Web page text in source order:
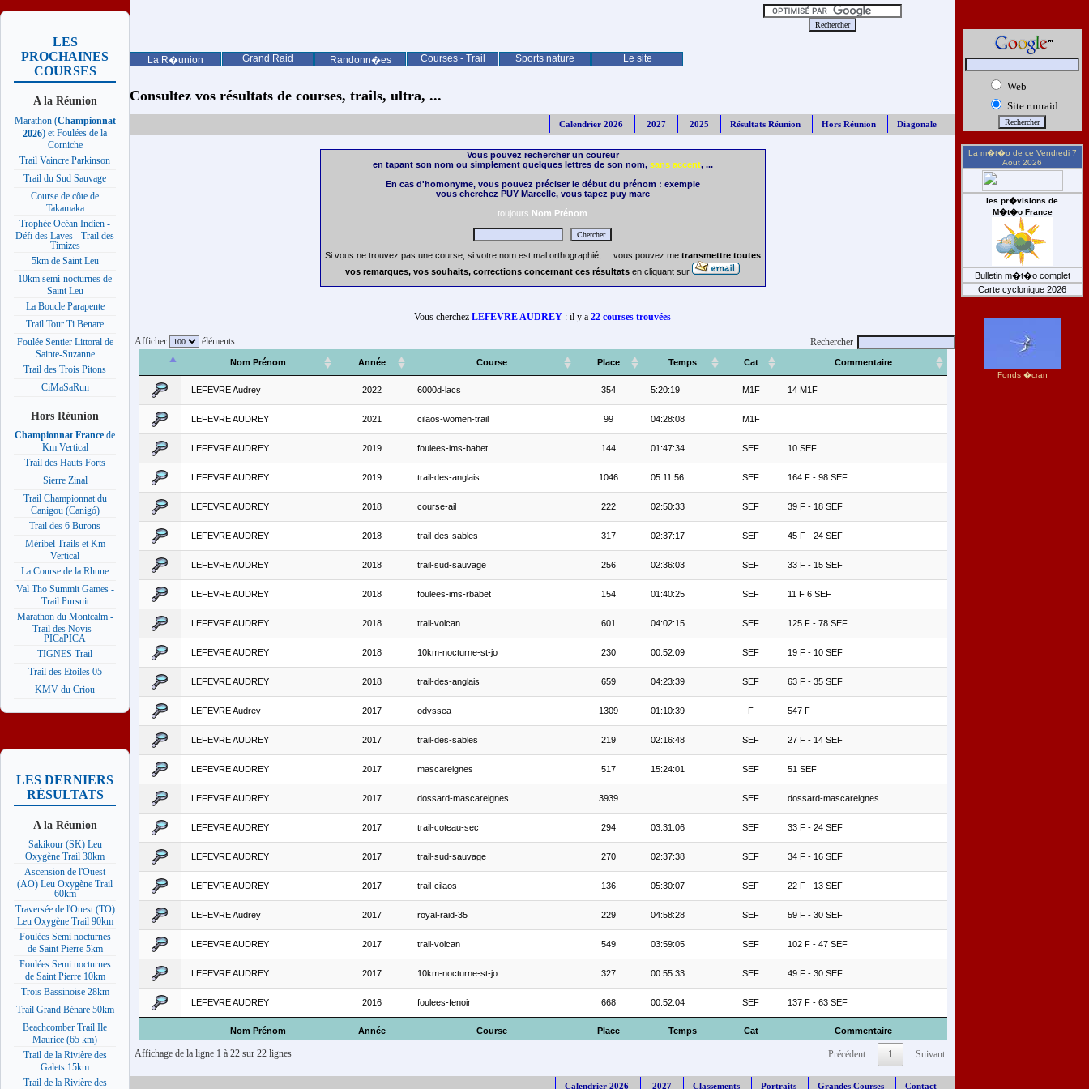
La R�union Grand Raid Randonn�es Courses - Trail Sports nature Le site
LES
PROCHAINES
COURSES
A la Réunion
Marathon (Championnat
2026) et Foulées de la
Corniche
Trail Vaincre Parkinson
Trail du Sud Sauvage
Course de côte de
Takamaka
Trophée Océan Indien -
Défi des Laves - Trail des
Timizes
5km de Saint Leu
10km semi-nocturnes de
Saint Leu
La Boucle Parapente
Trail Tour Ti Benare
Foulée Sentier Littoral de
Sainte-Suzanne
Trail des Trois Pitons
CiMaSaRun
Hors Réunion
Championnat France de
Km Vertical
Trail des Hauts Forts
Sierre Zinal
Trail Championnat du
Canigou (Canigó)
Trail des 6 Burons
Méribel Trails et Km
Vertical
La Course de la Rhune
Val Tho Summit Games -
Trail Pursuit
Marathon du Montcalm -
Trail des Novis -
PICaPICA
TIGNES Trail
Trail des Etoiles 05
KMV du Criou
LES DERNIERS
RÉSULTATS
A la Réunion
Sakikour (SK) Leu
Oxygène Trail 30km
Ascension de l'Ouest
(AO) Leu Oxygène Trail
60km
Traversée de l'Ouest (TO)
Leu Oxygène Trail 90km
Foulées Semi nocturnes
de Saint Pierre 5km
Foulées Semi nocturnes
de Saint Pierre 10km
Trois Bassinoise 28km
Trail Grand Bénare 50km
Beachcomber Trail Ile
Maurice (65 km)
Trail de la Rivière des
Galets 15km
Trail de la Rivière des
Consultez vos résultats de courses, trails, ultra, ...
Calendrier 2026 2027 2025 Résultats Réunion Hors Réunion Diagonale
Vous pouvez rechercher un coureur
en tapant son nom ou simplement quelques lettres de son nom, sans accent, ...
En cas d'homonyme, vous pouvez préciser le début du prénom : exemple
vous cherchez PUY Marcelle, vous tapez puy marc
toujours Nom Prénom
Si vous ne trouvez pas une course, si votre nom est mal orthographié, ... vous pouvez me transmettre toutes
vos remarques, vos souhaits, corrections concernant ces résultats en cliquant sur
Vous cherchez LEFEVRE AUDREY : il y a 22 courses trouvées
Afficher éléments Rechercher
Nom Prénom Année Course Place Temps Cat Commentaire
Nom Prénom Année Course Place Temps Cat Commentaire
LEFEVRE Audrey 2022 6000d-lacs 354 5:20:19 M1F 14 M1F
LEFEVRE AUDREY 2021 cilaos-women-trail 99 04:28:08 M1F
LEFEVRE AUDREY 2019 foulees-ims-babet 144 01:47:34 SEF 10 SEF
LEFEVRE AUDREY 2019 trail-des-anglais 1046 05:11:56 SEF 164 F - 98 SEF
LEFEVRE AUDREY 2018 course-ail 222 02:50:33 SEF 39 F - 18 SEF
LEFEVRE AUDREY 2018 trail-des-sables 317 02:37:17 SEF 45 F - 24 SEF
LEFEVRE AUDREY 2018 trail-sud-sauvage 256 02:36:03 SEF 33 F - 15 SEF
LEFEVRE AUDREY 2018 foulees-ims-rbabet 154 01:40:25 SEF 11 F 6 SEF
LEFEVRE AUDREY 2018 trail-volcan 601 04:02:15 SEF 125 F - 78 SEF
LEFEVRE AUDREY 2018 10km-nocturne-st-jo 230 00:52:09 SEF 19 F - 10 SEF
LEFEVRE AUDREY 2018 trail-des-anglais 659 04:23:39 SEF 63 F - 35 SEF
LEFEVRE Audrey 2017 odyssea 1309 01:10:39 F 547 F
LEFEVRE AUDREY 2017 trail-des-sables 219 02:16:48 SEF 27 F - 14 SEF
LEFEVRE AUDREY 2017 mascareignes 517 15:24:01 SEF 51 SEF
LEFEVRE AUDREY 2017 dossard-mascareignes 3939 SEF dossard-mascareignes
LEFEVRE AUDREY 2017 trail-coteau-sec 294 03:31:06 SEF 33 F - 24 SEF
LEFEVRE AUDREY 2017 trail-sud-sauvage 270 02:37:38 SEF 34 F - 16 SEF
LEFEVRE AUDREY 2017 trail-cilaos 136 05:30:07 SEF 22 F - 13 SEF
LEFEVRE Audrey 2017 royal-raid-35 229 04:58:28 SEF 59 F - 30 SEF
LEFEVRE AUDREY 2017 trail-volcan 549 03:59:05 SEF 102 F - 47 SEF
LEFEVRE AUDREY 2017 10km-nocturne-st-jo 327 00:55:33 SEF 49 F - 30 SEF
LEFEVRE AUDREY 2016 foulees-fenoir 668 00:52:04 SEF 137 F - 63 SEF
Affichage de la ligne 1 à 22 sur 22 lignes Précédent 1 Suivant
Calendrier 2026 2027 Classements Portraits Grandes Courses Contact
Web
Site runraid
La m�t�o de ce Vendredi 7
Aout 2026
les pr�visions de
M�t�o France
Bulletin m�t�o complet
Carte cyclonique 2026
Fonds �cran